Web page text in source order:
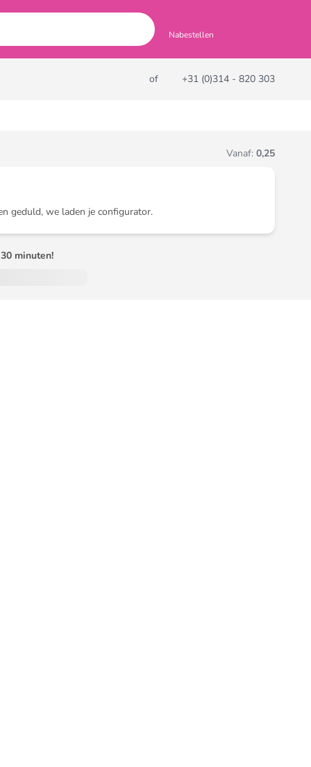
Nabestellen
of +31 (0)314 - 820 303
Vanaf: 0,25
geduld, we laden je configurator.
30 minuten!